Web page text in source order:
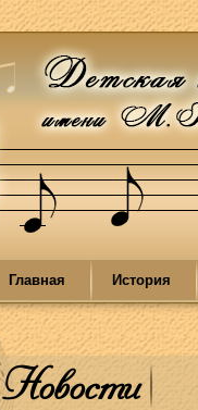
Главная История
Новости